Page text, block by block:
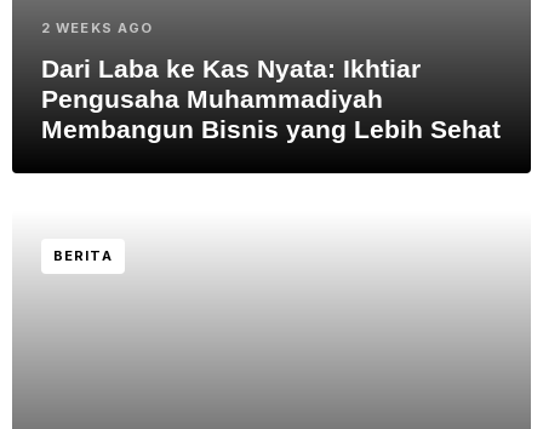
2 WEEKS AGO
Dari Laba ke Kas Nyata: Ikhtiar
Pengusaha Muhammadiyah
Membangun Bisnis yang Lebih Sehat
BERITA